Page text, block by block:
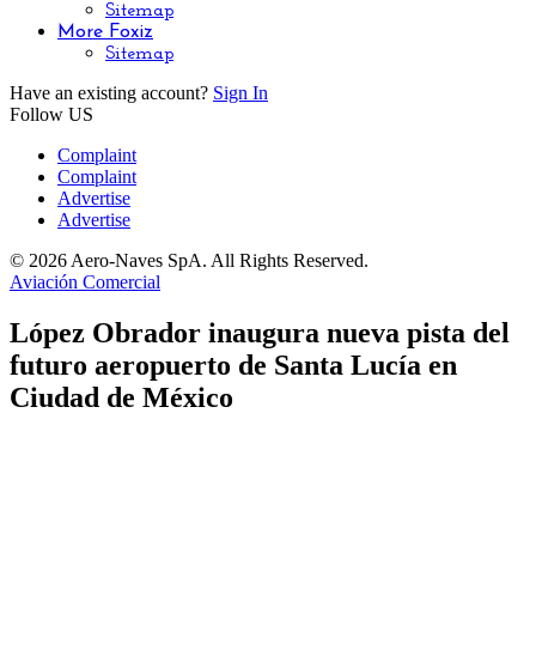
Sitemap
More Foxiz
Sitemap
Have an existing account? Sign In
Follow US
Complaint
Complaint
Advertise
Advertise
© 2026 Aero-Naves SpA. All Rights Reserved.
Aviación Comercial
López Obrador inaugura nueva pista del
futuro aeropuerto de Santa Lucía en
Ciudad de México